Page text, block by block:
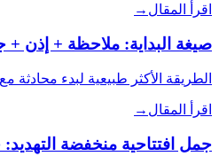
اقرأ المقال →
صيغة البداية: ملاحظة + إذن +
الطريقة الأكثر طبيعية لبدء
اقرأ المقال →
جمل افتتاحية منخفضة